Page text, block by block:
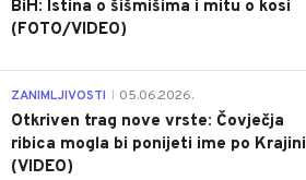
BiH: Istina o šišmišima i mitu o kosi
(FOTO/VIDEO)
ZANIMLJIVOSTI 05.06.2026.
Otkriven trag nove vrste: Čovječja
ribica mogla bi ponijeti ime po Krajini
(VIDEO)